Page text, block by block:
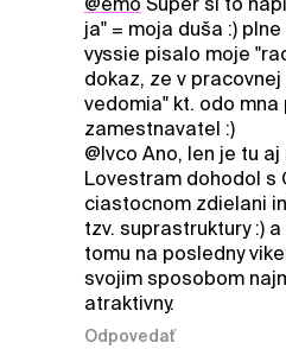
ja" = moja duša :)
vyssie pisalo moje
dokaz, ze v
vedomia" kt. odo
zamestnavatel :)
@Ivco Ano, len je tu
Lovestram dohodol s
ciastocnom zdielani
tzv. suprastruktury :)
tomu na posledny
svojim sposobom
atraktivny.
Odpovedať